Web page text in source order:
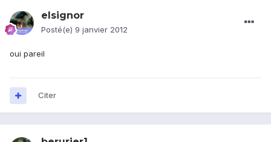
elsignor
Posté(e) 9 janvier 2012
oui pareil
Citer